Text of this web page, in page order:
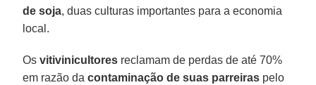
de soja, duas culturas importantes para a economia
local.
Osvitivinicultores reclamam de perdas de até 70%
em razão dacontaminação de suas parreiras pelo